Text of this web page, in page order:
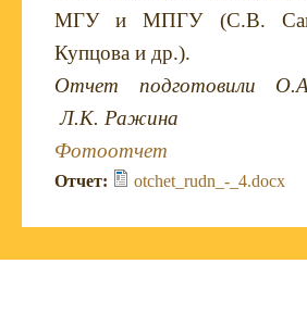
МГУ и МПГУ (С.В.
Купцова и др.).
Отчет подготовили
Л.К. Ражина
Фотоотчет
Отчет: otchet_rudn_-_4.docx